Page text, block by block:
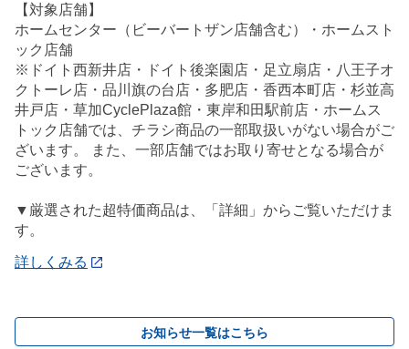
【対象店舗】
ホームセンター（ビーバートザン店舗含む）・ホームスト
ック店舗
※ドイト西新井店・ドイト後楽園店・足立扇店・八王子オ
クトーレ店・品川旗の台店・多肥店・香西本町店・杉並高
井戸店・草加CyclePlaza館・東岸和田駅前店・ホームス
トック店舗では、チラシ商品の一部取扱いがない場合がご
ざいます。 また、一部店舗ではお取り寄せとなる場合が
ございます。
▼厳選された超特価商品は、「詳細」からご覧いただけま
す。
詳しくみる
お知らせ一覧はこちら